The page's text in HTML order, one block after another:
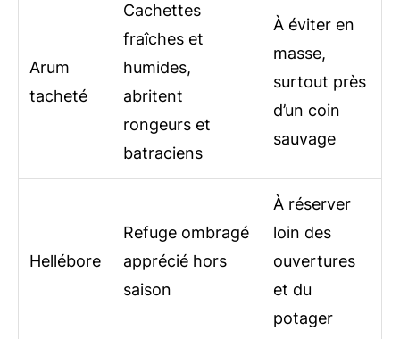
Arum
tacheté
Cachettes
fraîches et
humides,
abritent
rongeurs et
batraciens
À éviter en
masse,
surtout près
d’un coin
sauvage
Hellébore
Refuge ombragé
apprécié hors
saison
À réserver
loin des
ouvertures
et du
potager